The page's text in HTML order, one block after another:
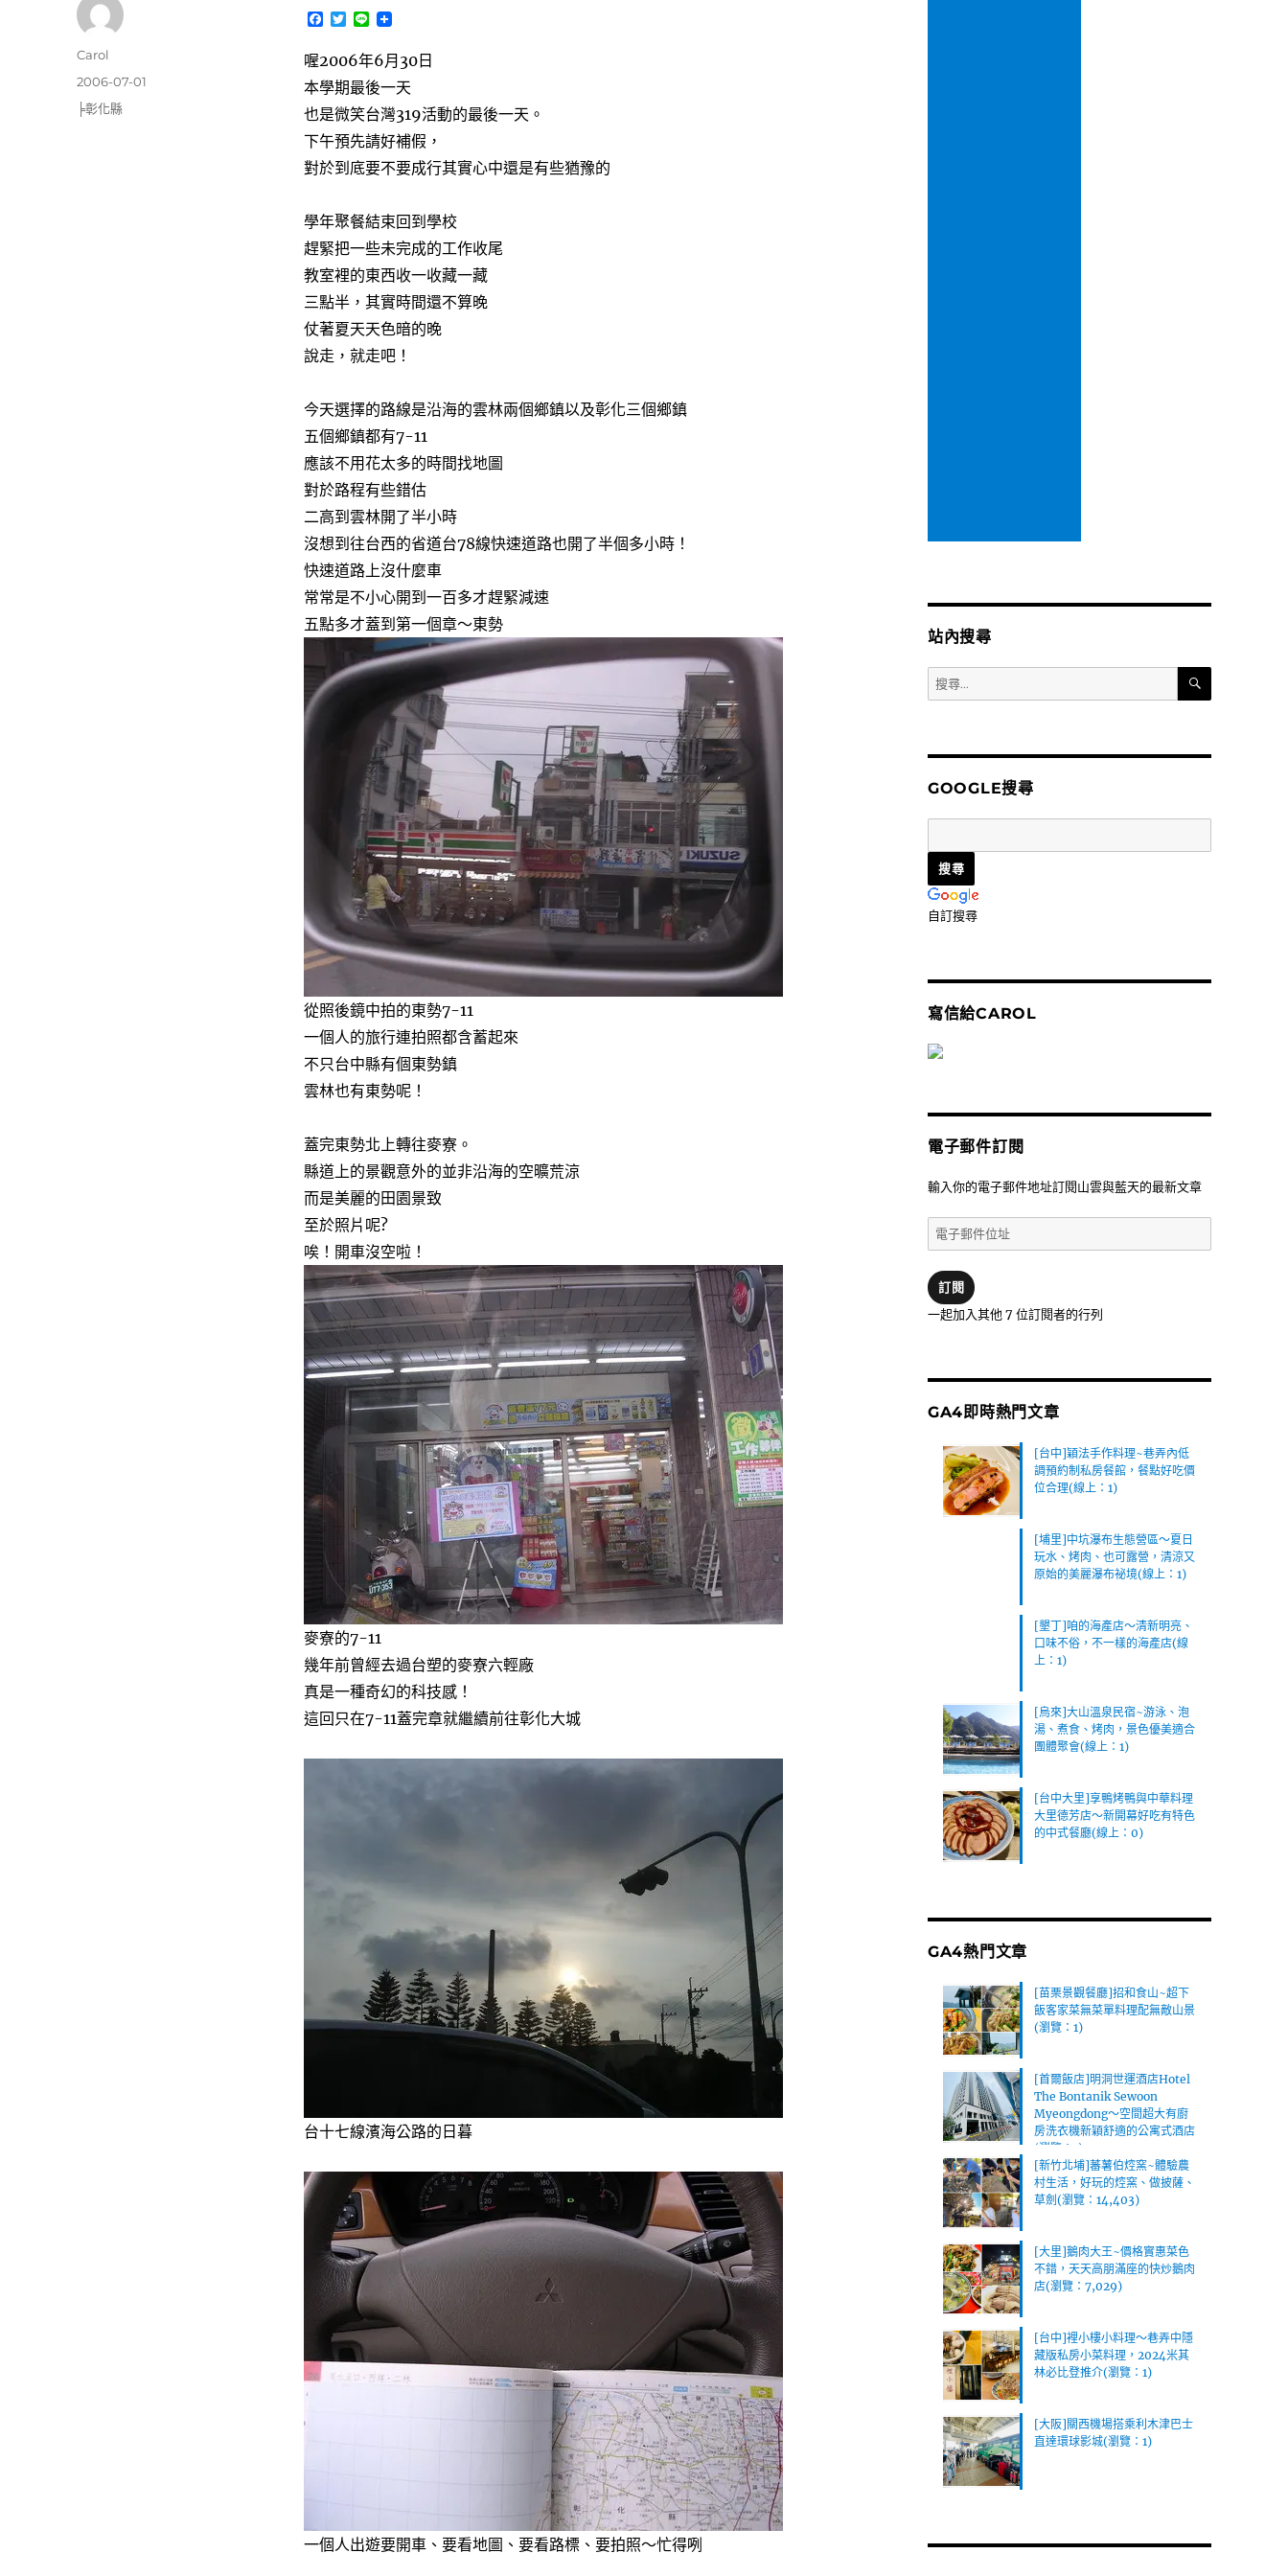
F
e
b
o
o
k
T
t
t
e
r
L
e
喔2006年6月30日
本學期最後一天
也是微笑台灣319活動的最後一天。
下午預先請好補假，
對於到底要不要成行其實心中還是有些猶豫的
學年聚餐結束回到學校
趕緊把一些未完成的工作收尾
教室裡的東西收一收藏一藏
三點半，其實時間還不算晚
仗著夏天天色暗的晚
說走，就走吧！
今天選擇的路線是沿海的雲林兩個鄉鎮以及彰化三個鄉鎮
五個鄉鎮都有7-11
應該不用花太多的時間找地圖
對於路程有些錯估
二高到雲林開了半小時
沒想到往台西的省道台78線快速道路也開了半個多小時！
快速道路上沒什麼車
常常是不小心開到一百多才趕緊減速
五點多才蓋到第一個章～東勢
從照後鏡中拍的東勢7-11
一個人的旅行連拍照都含蓄起來
不只台中縣有個東勢鎮
雲林也有東勢呢！
蓋完東勢北上轉往麥寮。
縣道上的景觀意外的並非沿海的空曠荒涼
而是美麗的田園景致
至於照片呢?
唉！開車沒空啦！
麥寮的7-11
幾年前曾經去過台塑的麥寮六輕廠
真是一種奇幻的科技感！
這回只在7-11蓋完章就繼續前往彰化大城
台十七線濱海公路的日暮
一個人出遊要開車、要看地圖、要看路標、要拍照～忙得咧
作
者
Carol
發
佈
日
2006-07-01
分
╞彰化縣
站內搜尋
搜
尋
字:
搜
GOOGLE搜尋
自訂搜尋
寫信給CAROL
電子郵件訂閱
輸入你的電子郵件地址訂閱山雲與藍天的最新文章
電
子
件
位
訂閱
一起加入其他 7 位訂閱者的行列
GA4即時熱門文章
[台中]穎法手作料理~巷弄內低
調預約制私房餐館，餐點好吃價
位合理(線上：1)
[埔里]中坑瀑布生態營區～夏日
玩水、烤肉、也可露營，清涼又
原始的美麗瀑布祕境(線上：1)
[墾丁]咱的海產店～清新明亮、
口味不俗，不一樣的海產店(線
上：1)
[烏來]大山溫泉民宿~游泳、泡
湯、煮食、烤肉，景色優美適合
團體聚會(線上：1)
[台中大里]享鴨烤鴨與中華料理
大里德芳店～新開幕好吃有特色
的中式餐廳(線上：0)
GA4熱門文章
[苗栗景觀餐廳]招和食山~超下
飯客家菜無菜單料理配無敵山景
(瀏覽：1)
[首爾飯店]明洞世運酒店Hotel
The Bontanik Sewoon
Myeongdong～空間超大有廚
房洗衣機新穎舒適的公寓式酒店
(瀏覽：1)
[新竹北埔]蕃薯伯焢窯~體驗農
村生活，好玩的焢窯、做披薩、
草劍(瀏覽：14,403)
[大里]鵝肉大王~價格實惠菜色
不錯，天天高朋滿座的快炒鵝肉
店(瀏覽：7,029)
[台中]裡小樓小料理～巷弄中隱
藏版私房小菜料理，2024米其
林必比登推介(瀏覽：1)
[大阪]關西機場搭乘利木津巴士
直達環球影城(瀏覽：1)